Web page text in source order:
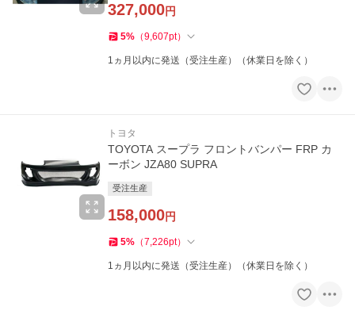
327,000円
5% （9,607pt）
1ヵ月以内に発送（受注生産）（休業日を除く）
トヨタ
TOYOTA スープラ フロントバンパー FRP カ
ーボン JZA80 SUPRA
受注生産
158,000円
5% （7,226pt）
1ヵ月以内に発送（受注生産）（休業日を除く）